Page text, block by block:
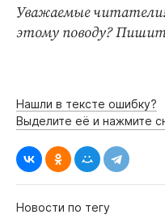
Уважаемые
этому поводу?
Нашли в тексте ошибку?
Выделите её и нажмите
Новости по тегу